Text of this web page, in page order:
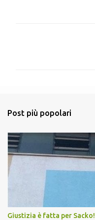
i
Post più popolari
Giustizia è fatta per Sacko!